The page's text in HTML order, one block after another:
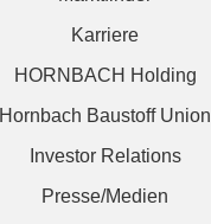
Karriere
HORNBACH Holding
Hornbach Baustoff Union
Investor Relations
Presse/Medien